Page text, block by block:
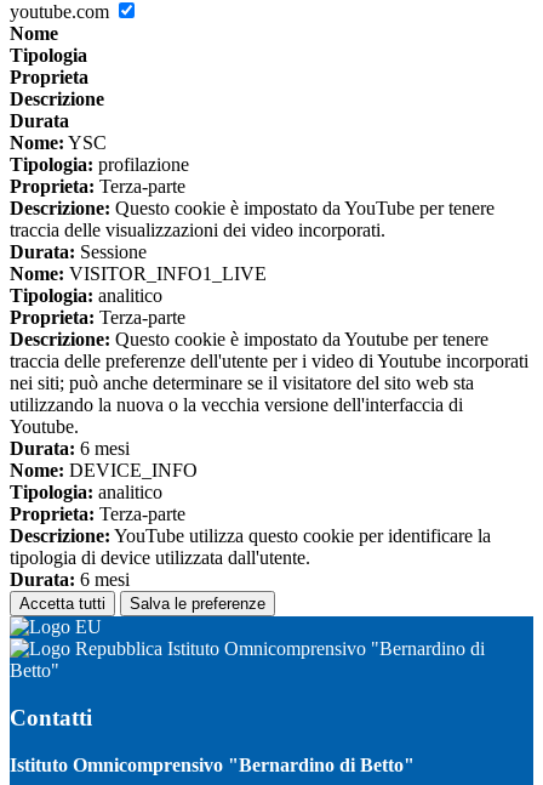
youtube.com
Nome
Tipologia
Proprieta
Descrizione
Durata
Nome: YSC
Tipologia: profilazione
Proprieta: Terza-parte
Descrizione: Questo cookie è impostato da YouTube per tenere
traccia delle visualizzazioni dei video incorporati.
Durata: Sessione
Nome: VISITOR_INFO1_LIVE
Tipologia: analitico
Proprieta: Terza-parte
Descrizione: Questo cookie è impostato da Youtube per tenere
traccia delle preferenze dell'utente per i video di Youtube incorporati
nei siti; può anche determinare se il visitatore del sito web sta
utilizzando la nuova o la vecchia versione dell'interfaccia di
Youtube.
Durata: 6 mesi
Nome: DEVICE_INFO
Tipologia: analitico
Proprieta: Terza-parte
Descrizione: YouTube utilizza questo cookie per identificare la
tipologia di device utilizzata dall'utente.
Durata: 6 mesi
Accetta tutti Salva le preferenze
Istituto Omnicomprensivo "Bernardino di
Betto"
Contatti
Istituto Omnicomprensivo "Bernardino di Betto"